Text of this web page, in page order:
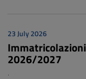
23 July 2026
2026/2027
.